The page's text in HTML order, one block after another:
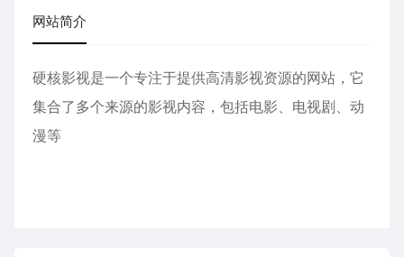
网站简介
硬核影视是一个专注于提供高清影视资源的网站，它
集合了多个来源的影视内容，包括电影、电视剧、动
漫等